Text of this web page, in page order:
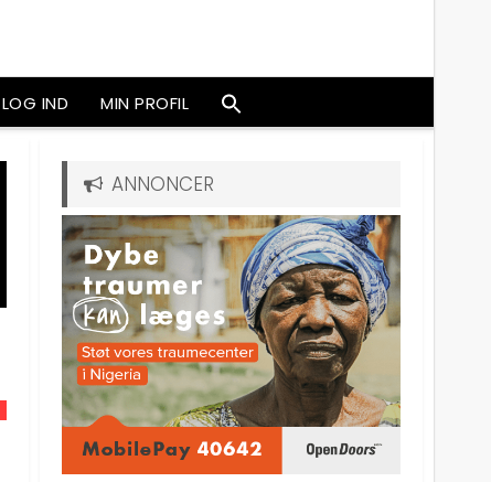
LOG IND MIN PROFIL
ANNONCER